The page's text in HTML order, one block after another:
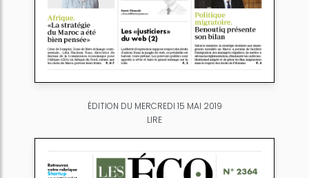
ÉDITION DU MERCREDI 15 MAI 2019
LIRE